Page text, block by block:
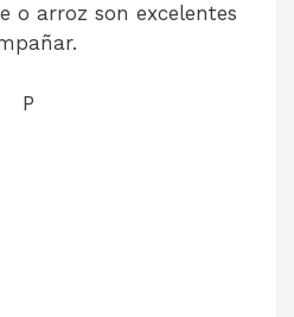
o arroz son excelentes
P